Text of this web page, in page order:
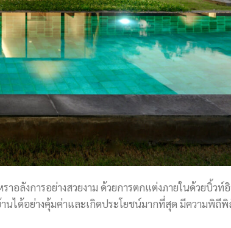
อลังการอย่างสวยงาม ด้วยการตกแต่งภายในด้วยบิ้วท์
ได้อย่างคุ้มค่าและเกิดประโยชน์มากที่สุด มีความพิถีพิ